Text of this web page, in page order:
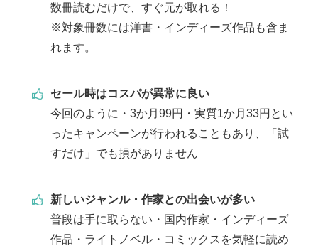
数冊読むだけで、すぐ元が取れる！
※対象冊数には洋書・インディーズ作品も含ま
れます。
セール時はコスパが異常に良い
今回のように・3か月99円・実質1か月33円とい
ったキャンペーンが行われることもあり、「試
すだけ」でも損がありません
新しいジャンル・作家との出会いが多い
普段は手に取らない・国内作家・インディーズ
作品・ライトノベル・コミックスを気軽に読め